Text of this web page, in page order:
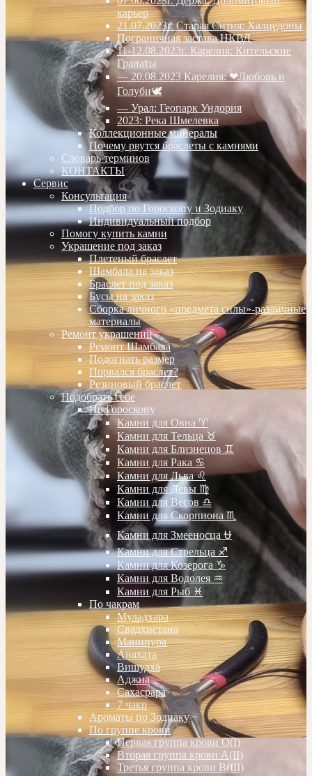
карьер
21.07.2023г. Старая Ситня: Халцедоны
Пограничная застава НКВД
11-12.08.2023г. Карелия: Кительские
Гранаты
— 20.08.2023 Карелия: ❤Любовь и
Голуби🕊
— Урал: Геопарк Ундория
2023: Река Шмелевка
Коллекционные минералы
Почему рвутся браслеты с камнями
Словарь терминов
КОНТАКТЫ
Сервис
Консультация
Подбор по Гороскопу и Зодиаку
Индивидуальный подбор
Помогу купить камни
Украшение под заказ
Плетеный браслет
Шамбала на заказ
Браслет под заказ
Бусы на заказ
Сборка личного «предмета силы»-различные
материалы
Ремонт украшений
Ремонт Шамбала
Подогнать размер
Порвался браслет?
Резиновый браслет
Подобрать себе
По Гороскопу
Камни для Овна ♈️
Камни для Тельца ♉️
Камни для Близнецов ♊️
Камни для Рака ♋️
Камни для Льва ♌️
Камни для Девы ♍️
Камни для Весов ♎️
Камни для Скорпиона ♏️
Камни для Змееносца ⛎
Камни для Стрельца ♐️
Камни для Козерога ♑️
Камни для Водолея ♒️
Камни для Рыб ♓️
По чакрам
Муладхара
Свадхистана
Манипура
Анахата
Вишудха
Аджна
Сахасрара
7 чакр
Ароматы по Зодиаку
По группе крови
Первая группа крови О(I)
Вторая группа крови А(II)
Третья группа крови В(III)